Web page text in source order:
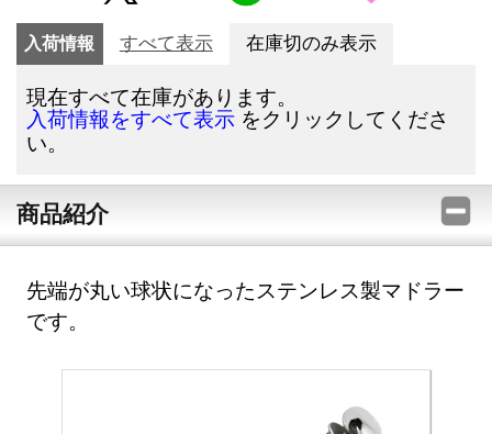
入荷情報 すべて表示 在庫切のみ表示
現在すべて在庫があります。
入荷情報をすべて表示 をクリックしてくださ
い。
商品紹介
先端が丸い球状になったステンレス製マドラー
です。